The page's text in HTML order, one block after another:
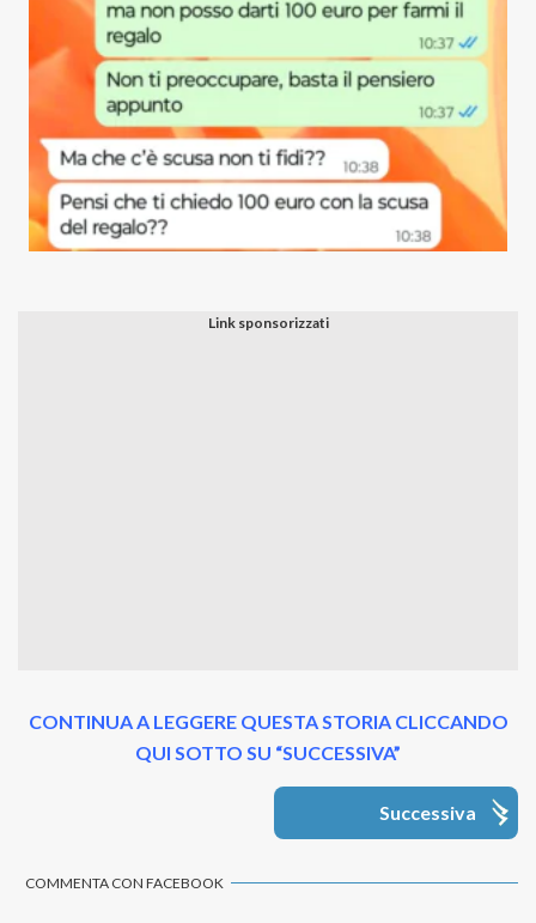
CONTINUA A LEGGERE QUESTA STORIA CLICCANDO
QUI SOTTO SU “SUCCESSIVA”
Successiva
COMMENTA CON FACEBOOK